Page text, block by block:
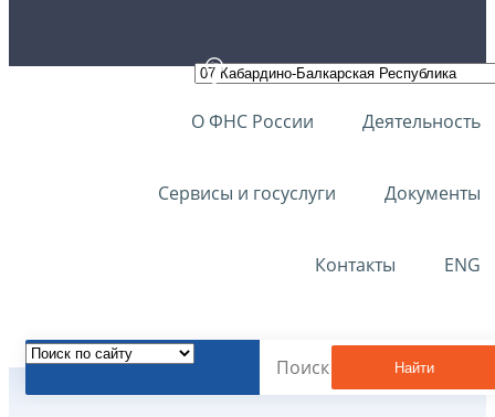
О ФНС России Деятельность
Сервисы и госуслуги Документы
Контакты ENG
Найти